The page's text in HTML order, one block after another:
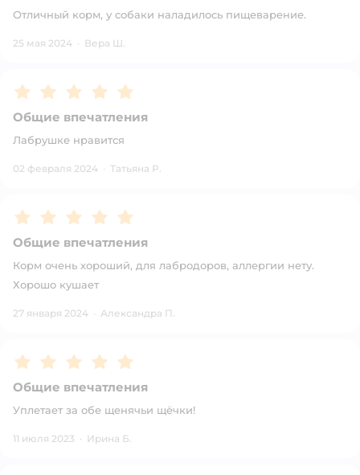
Отличный корм, у собаки наладилось пищеварение.
25 мая 2024 · Вера Ш.
Рейтинг:5
Общие впечатления
Лабрушке нравится
02 февраля 2024 · Татьяна Р.
Рейтинг:5
Общие впечатления
Корм очень хороший, для лабродоров, аллергии нету.
Хорошо кушает
27 января 2024 · Александра П.
Рейтинг:5
Общие впечатления
Уплетает за обе щенячьи щёчки!
11 июля 2023 · Ирина Б.